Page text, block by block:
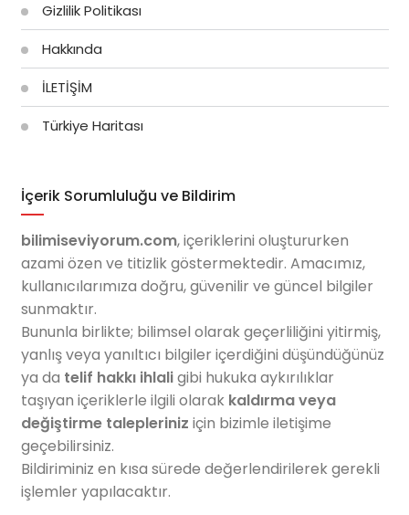
Gizlilik Politikası
Hakkında
İLETİŞİM
Türkiye Haritası
İçerik Sorumluluğu ve Bildirim
bilimiseviyorum.com, içeriklerini oluştururken
azami özen ve titizlik göstermektedir. Amacımız,
kullanıcılarımıza doğru, güvenilir ve güncel bilgiler
sunmaktır.
Bununla birlikte; bilimsel olarak geçerliliğini yitirmiş,
yanlış veya yanıltıcı bilgiler içerdiğini düşündüğünüz
ya da telif hakkı ihlaligibi hukuka aykırılıklar
taşıyan içeriklerle ilgili olarak kaldırma veya
değiştirme talepleriniz için bizimle iletişime
geçebilirsiniz.
Bildiriminiz en kısa sürede değerlendirilerek gerekli
işlemler yapılacaktır.